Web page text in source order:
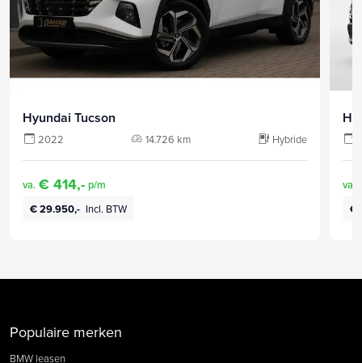
Hyundai Tucson
2022 14.726 km Hybride
va. € 414,- p/m
€ 29.950,- Incl. BTW
va.
€
Populaire merken
BMW leasen